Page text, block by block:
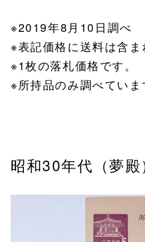
※2019年8月10日調べ
※表記価格に送料は含ま
※1枚の落札価格です。
※所持品のみ調べていま
昭和30年代（夢